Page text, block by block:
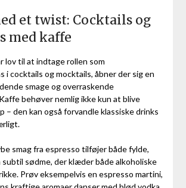
et twist: Cocktails og
med kaffe
lov til at indtage rollen som
i cocktails og mocktails, åbner der sig en
smage og overraskende
behøver nemlig ikke kun at blive
– den kan også forvandle klassiske drinks
smag fra espresso tilføjer både fylde,
sødme, der klæder både alkoholiske
Prøv eksempelvis en espresso martini,